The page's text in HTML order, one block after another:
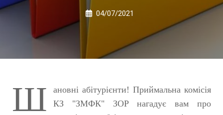
04/07/2021
Ш
ановні абітурієнти! Приймальна комісія
КЗ "ЗМФК" ЗОР нагадує вам про